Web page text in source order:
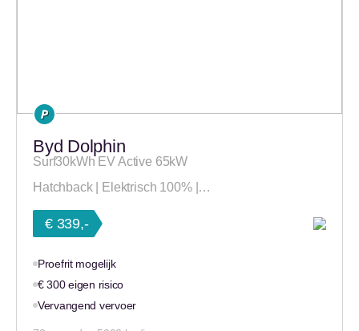
Byd Dolphin
Surf30kWh EV Active 65kW
Hatchback | Elektrisch 100% |…
€ 339,-
Proefrit mogelijk
€ 300 eigen risico
Vervangend vervoer